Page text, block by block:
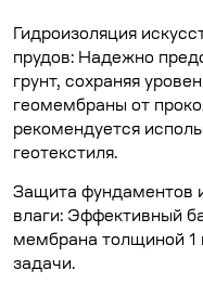
Гидроизоляция
прудов: Надежно
грунт, сохраняя
геомембраны от
рекомендуется
геотекстиля.
Защита фундаментов
влаги: Эффективный
мембрана толщиной 1
задачи.